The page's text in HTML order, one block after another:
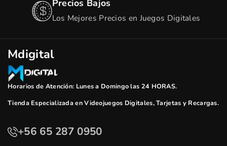
Precios Bajos
Los Mejores Precios en Juegos Digitales
Mdigital
Horarios de Atención: Lunes a Domingo las 24 HORAS.
Tienda Especializada en Videojuegos Digitales, Tarjetas y Recargas.
+56 65 287 0950